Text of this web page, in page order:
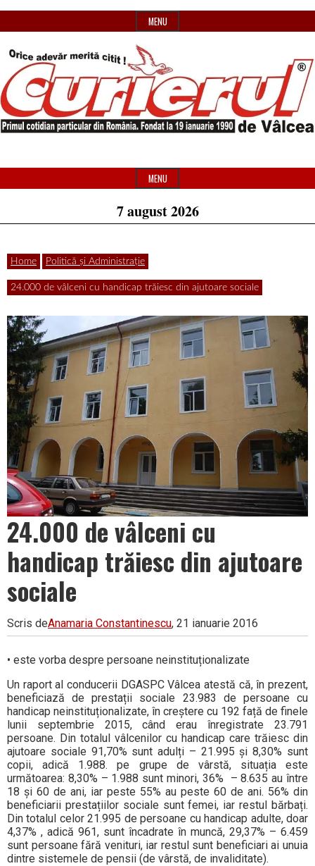
to
MENU
Curierul
de
Vâlcea
din
România
Header
Widget
MENU
7 august 2026
Home Politică și Administrație
24.000 de vâlceni cu handicap trăiesc din ajutoare sociale
24.000 de vâlceni cu
handicap trăiesc din ajutoare
sociale
Scris deAnamaria Constantinescu, 21 ianuarie 2016
• este vorba despre persoane neinstituționalizate
Un raport al conducerii DGASPC Vâlcea atestă că, în prezent,
beneficiază de prestații sociale 23.983 de persoane cu
handicap neinstituționalizate, în creștere cu 192 față de finele
lunii septembrie 2015, când erau înregistrate 23.791
persoane. Din totalul vâlcenilor cu handicap care trăiesc din
ajutoare sociale 91,70% sunt adulți – 21.995 și 8,30% sunt
copii, adică 1.988. pe grupe de vârstă, situația este
următoarea: 8,30% – 1.988 sunt minori, 36% – 8.635 au între
18 și 60 de ani, iar peste 55% au peste 60 de ani. 56% din
beneficiarii prestațiilor sociale sunt femei, iar restul bărbați.
Din totalul celor 21.995 de persoane cu handicap adulte, doar
4,37% , adică 961, sunt încadrate în muncă, 29,37% – 6.459
sunt persoane fără venituri, iar restul sunt beneficiari ai unuia
dintre sistemele de pensii (de vârstă, de invaliditate).